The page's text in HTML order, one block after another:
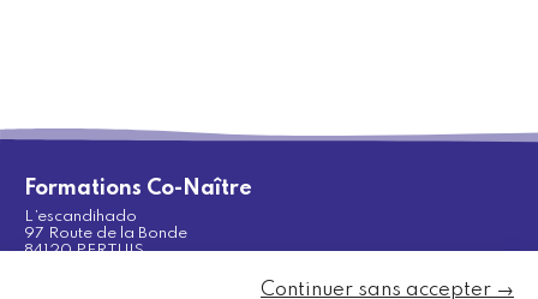
Continuer sans accepter →
Formations Co-Naître
L’escandihado
97 Route de la Bonde
84120 PERTUIS